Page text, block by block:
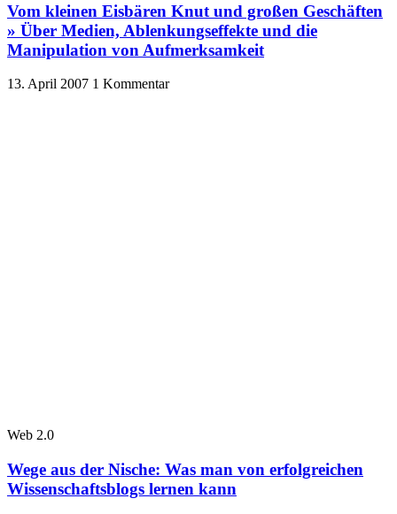
Vom kleinen Eisbären Knut und großen Geschäften
» Über Medien, Ablenkungseffekte und die
Manipulation von Aufmerksamkeit
13. April 2007 1 Kommentar
Web 2.0
Wege aus der Nische: Was man von erfolgreichen
Wissenschaftsblogs lernen kann